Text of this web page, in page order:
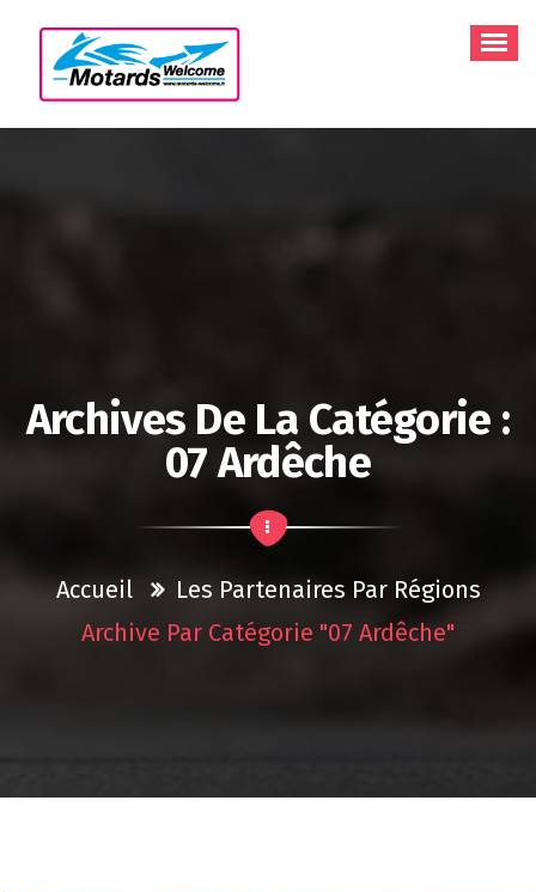
contenu
Archives De La Catégorie :
07 Ardêche
Accueil
Les Partenaires Par Régions
Archive Par Catégorie "07 Ardêche"